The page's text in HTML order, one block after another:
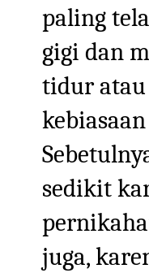
paling
gigi dan
tidur atau
sedikit
juga,